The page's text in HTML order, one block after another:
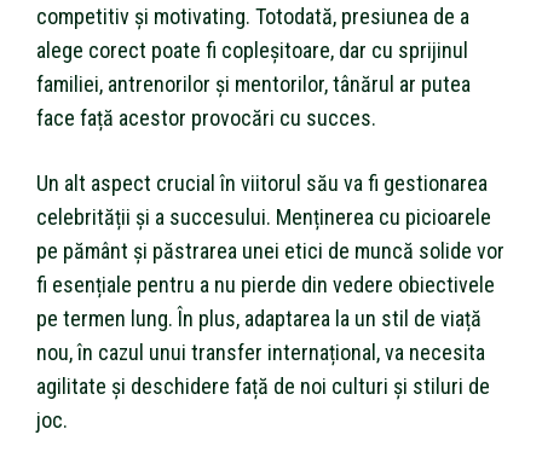
competitiv și motivating. Totodată, presiunea de a
alege corect poate fi copleșitoare, dar cu sprijinul
familiei, antrenorilor și mentorilor, tânărul ar putea
face față acestor provocări cu succes.
Un alt aspect crucial în viitorul său va fi gestionarea
celebrității și a succesului. Menținerea cu picioarele
pe pământ și păstrarea unei etici de muncă solide vor
fi esențiale pentru a nu pierde din vedere obiectivele
pe termen lung. În plus, adaptarea la un stil de viață
nou, în cazul unui transfer internațional, va necesita
agilitate și deschidere față de noi culturi și stiluri de
joc.